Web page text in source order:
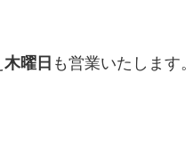
木曜日 も営業いたします。